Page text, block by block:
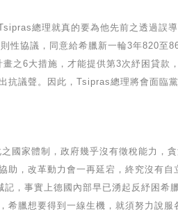
總理就真的要為他先前之透過誤
協議，同意給希臘新一輪3年820至
之6大措施，才能提供第3次紓困貸款
議聲。因此，Tsipras總理將會面臨
家體制，政府幾乎沒有徵稅能力，
，改革動力會一再延宕，終究沒有
，事實上德國內部早已湧起反紓困希
臘想要得到一線生機，就須努力說服